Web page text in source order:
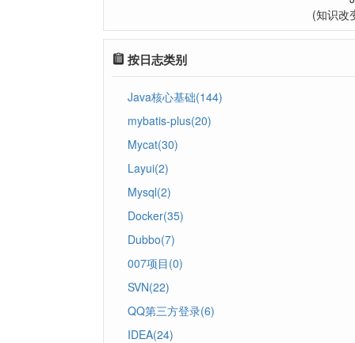
(知识改
按日志类别
Java核心基础(144)
mybatis-plus(20)
Mycat(30)
Layui(2)
Mysql(2)
Docker(35)
Dubbo(7)
007项目(0)
SVN(22)
QQ第三方登录(6)
IDEA(24)